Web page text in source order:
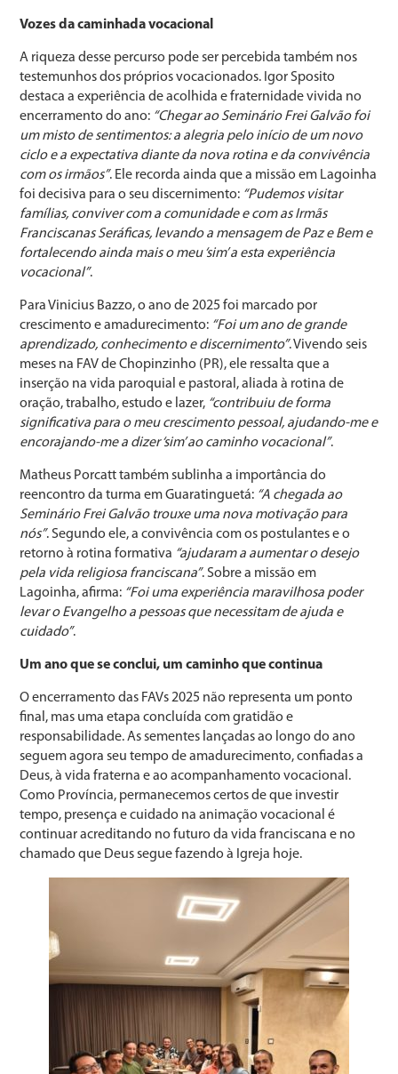
Vozes da caminhada vocacional
A riqueza desse percurso pode ser percebida também nos
testemunhos dos próprios vocacionados. Igor Sposito
destaca a experiência de acolhida e fraternidade vivida no
encerramento do ano: “Chegar ao Seminário Frei Galvão foi
um misto de sentimentos: a alegria pelo início de um novo
ciclo e a expectativa diante da nova rotina e da convivência
com os irmãos”. Ele recorda ainda que a missão em Lagoinha
foi decisiva para o seu discernimento: “Pudemos visitar
famílias, conviver com a comunidade e com as Irmãs
Franciscanas Seráficas, levando a mensagem de Paz e Bem e
fortalecendo ainda mais o meu ‘sim’ a esta experiência
vocacional”.
Para Vinicius Bazzo, o ano de 2025 foi marcado por
crescimento e amadurecimento: “Foi um ano de grande
aprendizado, conhecimento e discernimento”. Vivendo seis
meses na FAV de Chopinzinho (PR), ele ressalta que a
inserção na vida paroquial e pastoral, aliada à rotina de
oração, trabalho, estudo e lazer, “contribuiu de forma
significativa para o meu crescimento pessoal, ajudando-me e
encorajando-me a dizer ‘sim’ ao caminho vocacional”.
Matheus Porcatt também sublinha a importância do
reencontro da turma em Guaratinguetá: “A chegada ao
Seminário Frei Galvão trouxe uma nova motivação para
nós”. Segundo ele, a convivência com os postulantes e o
retorno à rotina formativa “ajudaram a aumentar o desejo
pela vida religiosa franciscana”. Sobre a missão em
Lagoinha, afirma: “Foi uma experiência maravilhosa poder
levar o Evangelho a pessoas que necessitam de ajuda e
cuidado”.
Um ano que se conclui, um caminho que continua
O encerramento das FAVs 2025 não representa um ponto
final, mas uma etapa concluída com gratidão e
responsabilidade. As sementes lançadas ao longo do ano
seguem agora seu tempo de amadurecimento, confiadas a
Deus, à vida fraterna e ao acompanhamento vocacional.
Como Província, permanecemos certos de que investir
tempo, presença e cuidado na animação vocacional é
continuar acreditando no futuro da vida franciscana e no
chamado que Deus segue fazendo à Igreja hoje.